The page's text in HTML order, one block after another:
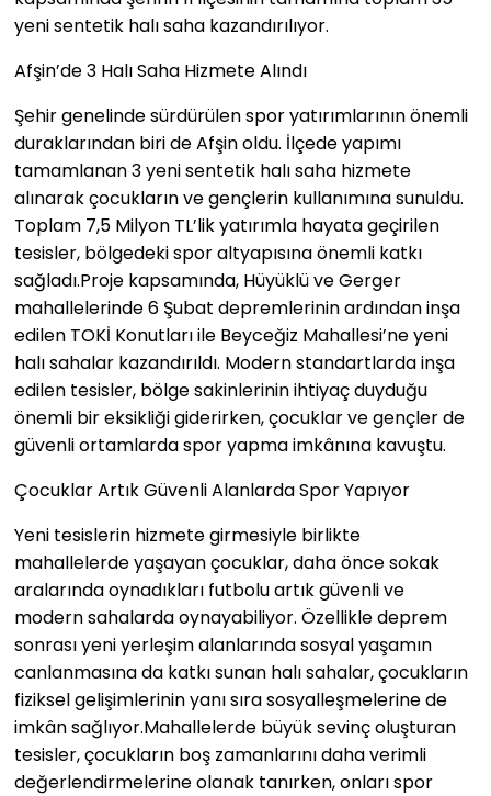
yeni sentetik halı saha kazandırılıyor.
Afşin’de 3 Halı Saha Hizmete Alındı
Şehir genelinde sürdürülen spor yatırımlarının önemli
duraklarından biri de Afşin oldu. İlçede yapımı
tamamlanan 3 yeni sentetik halı saha hizmete
alınarak çocukların ve gençlerin kullanımına sunuldu.
Toplam 7,5 Milyon TL’lik yatırımla hayata geçirilen
tesisler, bölgedeki spor altyapısına önemli katkı
sağladı.Proje kapsamında, Hüyüklü ve Gerger
mahallelerinde 6 Şubat depremlerinin ardından inşa
edilen TOKİ Konutları ile Beyceğiz Mahallesi’ne yeni
halı sahalar kazandırıldı. Modern standartlarda inşa
edilen tesisler, bölge sakinlerinin ihtiyaç duyduğu
önemli bir eksikliği giderirken, çocuklar ve gençler de
güvenli ortamlarda spor yapma imkânına kavuştu.
Çocuklar Artık Güvenli Alanlarda Spor Yapıyor
Yeni tesislerin hizmete girmesiyle birlikte
mahallelerde yaşayan çocuklar, daha önce sokak
aralarında oynadıkları futbolu artık güvenli ve
modern sahalarda oynayabiliyor. Özellikle deprem
sonrası yeni yerleşim alanlarında sosyal yaşamın
canlanmasına da katkı sunan halı sahalar, çocukların
fiziksel gelişimlerinin yanı sıra sosyalleşmelerine de
imkân sağlıyor.Mahallelerde büyük sevinç oluşturan
tesisler, çocukların boş zamanlarını daha verimli
değerlendirmelerine olanak tanırken, onları spor